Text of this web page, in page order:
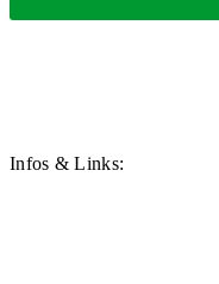
Infos & Links: